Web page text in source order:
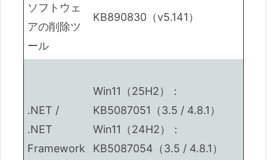
ソフトウェ
アの削除ツ
ール
KB890830（v5.141）
.NET /
.NET
Framework
Win11（25H2）：
KB5087051（3.5 / 4.8.1）
Win11（24H2）：
KB5087054（3.5 / 4.8.1）